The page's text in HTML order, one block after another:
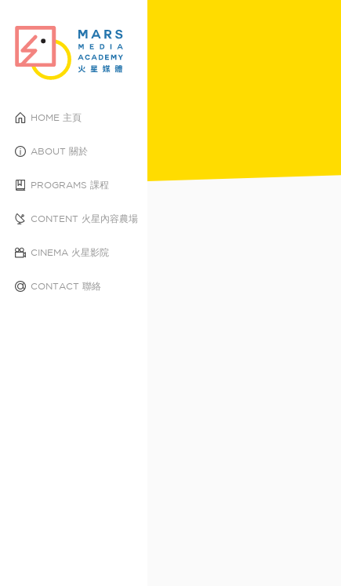
HOME 主頁
ABOUT 關於
PROGRAMS 課程
CONTENT 火星內容農場
CINEMA 火星影院
CONTACT 聯絡